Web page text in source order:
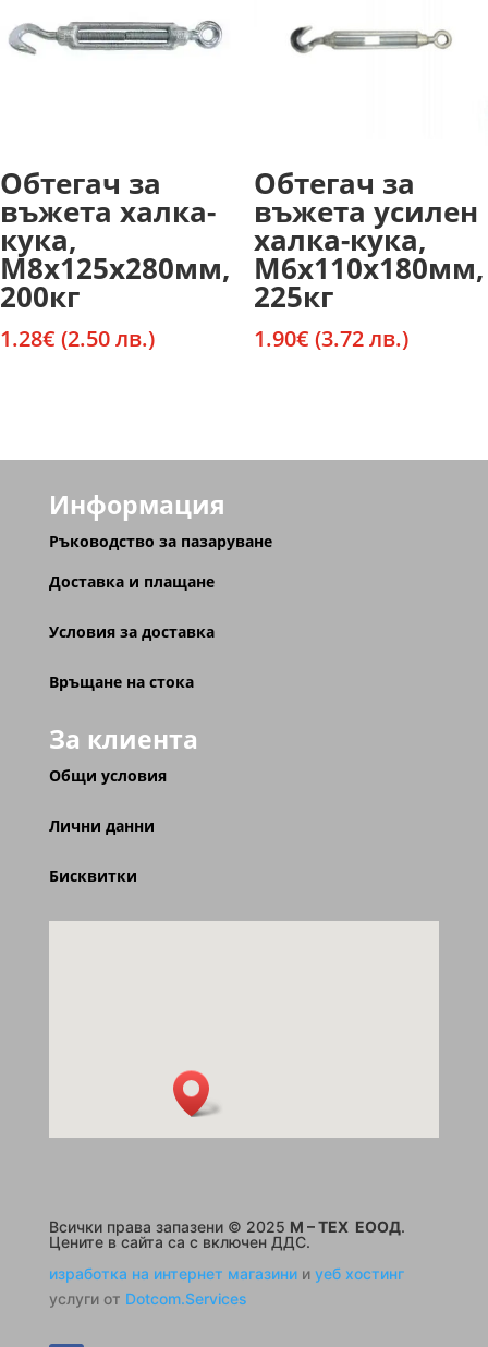
Обтегач за
въжета халка-
кука,
М8х125х280мм,
200кг
1.28€ (2.50 лв.)
Обтегач за
въжета усилен
халка-кука,
М6х110х180мм,
225кг
1.90€ (3.72 лв.)
Информация
Ръководство за пазаруване
Доставка и плащане
Условия за доставка
Връщане на стока
За клиента
Общи условия
Лични данни
Бисквитки
Всички права запазени © 2025 M – TEX ЕООД.
Цените в сайта са с включен ДДС.
изработка на интернет магазинии уеб хостинг
услуги от Dotcom.Services